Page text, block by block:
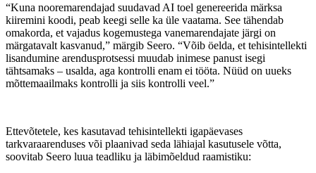
“Kuna nooremarendajad suudavad AI toel genereerida märksa
kiiremini koodi, peab keegi selle ka üle vaatama. See tähendab
omakorda, et vajadus kogemustega vanemarendajate järgi on
märgatavalt kasvanud,” märgib Seero. “Võib öelda, et tehisintellekti
lisandumine arendusprotsessi muudab inimese panust isegi
tähtsamaks – usalda, aga kontrolli enam ei tööta. Nüüd on uueks
mõttemaailmaks kontrolli ja siis kontrolli veel.”
Ettevõtetele, kes kasutavad tehisintellekti igapäevases
tarkvaraarenduses või plaanivad seda lähiajal kasutusele võtta,
soovitab Seero luua teadliku ja läbimõeldud raamistiku: